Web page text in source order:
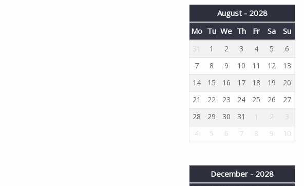
August - 2028
Mo Tu We Th Fr Sa Su
31 1 2 3 4 5
6
7
8 9 10 11 12
13
14
15 16 17 18 19
20
21
22 23 24 25 26
27
28
29 30 31 1 2
3
4
5 6 7 8 9 10
December - 2028